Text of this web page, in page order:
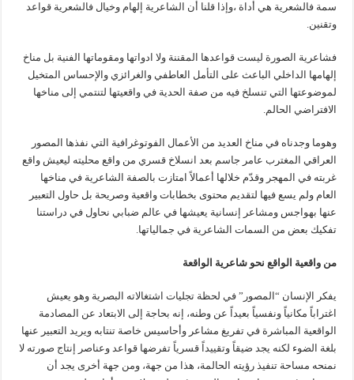
سمة فالشعرية هي أداة ،وإذا قلنا أن الشاعرية إلهام وخيال فالشعرية قواعد
وتقنين.
فشاعرية الصورة ليست قواعدها المقننة ولا ادواتها ومقوماتها الفنية بل مناخ
إلهامها الداخلي الباعث على التأمل العاطفي والغرائزي والإحساس المتخيل
لموضوعتها التي تنسلخ فيه من صفة الحدية في واقعيتها لتنتمي إلى مناخها
الافتراضي الحالم.
وهوما وجدناه في مناخ العديد من الأعمال الفوتوغرافية التي نفذها المصور
العراقي المغترب عامر جاسم بعد انسلاخ قسري من واقع محليته ليعيش واقع
غربته في المهجر وقدّم خلالها أعمالاً امتازت بالصفة الشاعرية في مناخها
العام ولم يسع فيها لتقديم محتوى بخطابات واقعية وصريحة بل حاول التعبير
عنها بهواجس ومشاعر إنسانية يعيشها في عالم ضبابي نحاول في دراستنا
تفكيك بعض من السمات الشاعرية في جمالياتها.
من واقعية الواقع نحو شاعرية الواقعة
يفكر الإنسان “المصور” في لحظة تجليات اشتغالاته البصرية وهو يعيش
اغتراباً مكانياً ونفسياً بعيداً عن وطنه، إنه بحاجة إلى الابتعاد عن المصادمة
الواقعية المباشرة في تفريغ مشاعر وأحاسيس خاصة تنتابه ويريد التعبير عنها
بلغة الضوء لكنه يجد ضيقاً وتقييداً قسرياً تفرضها قواعد وعناصر إنتاج صورته لا
نمنحه مساحة تنفيذ رؤيته الحالمة، هذا من جهة، ومن جهة أخرى يجد أن